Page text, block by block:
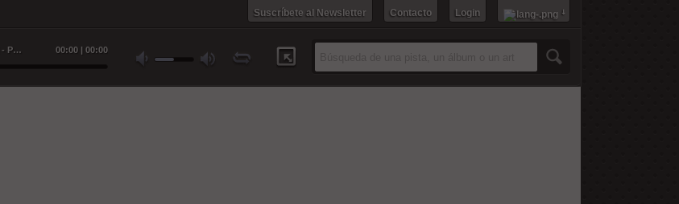
Login
Contacto
Suscríbete al Newsletter
Odio charonia [Producido por Byermashov] - Piem Ión 00:00 | 00:00